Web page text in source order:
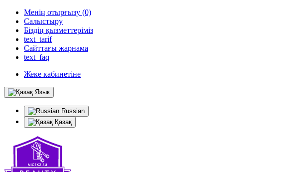
Менің отырғызу (0)
Салыстыру
Біздің қызметтеріміз
text_tarif
Сайттағы жарнама
text_faq
Жеке кабинетіне
Язык
Russian
Қазақ